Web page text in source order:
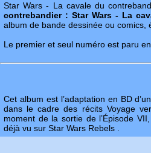
Star Wars - La cavale du
contrebandier : Star Wars - La
album de bande dessinée ou comics,
Le premier et seul numéro est paru en
Cet album est l’adaptation en BD
dans le cadre des récits Voyage
moment de la sortie de l’Épisode
déjà vu sur Star Wars Rebels .